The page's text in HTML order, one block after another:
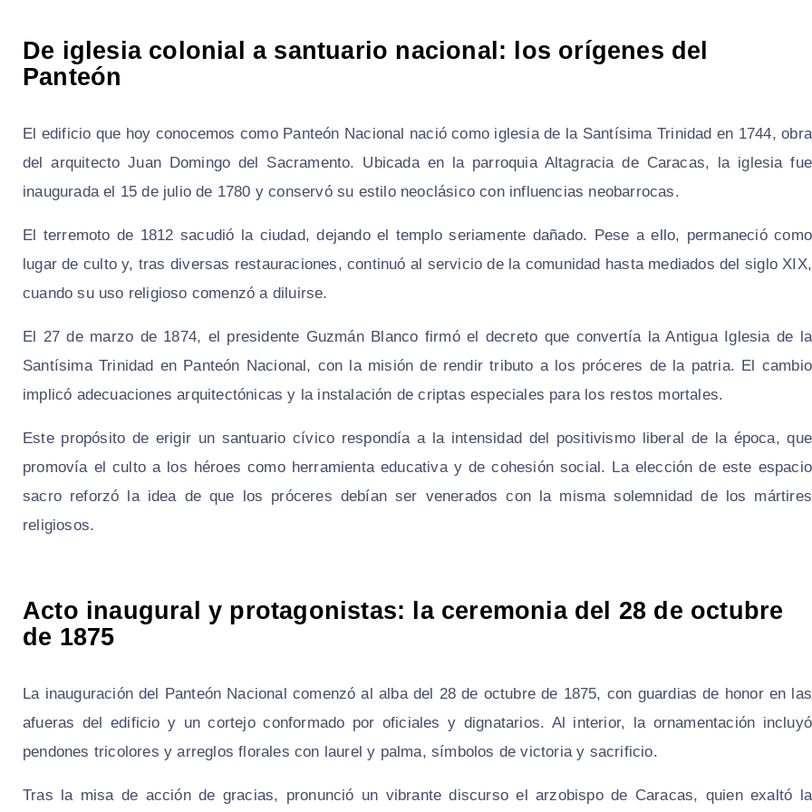
De iglesia colonial a santuario nacional: los orígenes del
Panteón
El edificio que hoy conocemos como Panteón Nacional nació como iglesia de la Santísima Trinidad en 1744, obra
del arquitecto Juan Domingo del Sacramento. Ubicada en la parroquia Altagracia de Caracas, la iglesia fue
inaugurada el 15 de julio de 1780 y conservó su estilo neoclásico con influencias neobarrocas.
El terremoto de 1812 sacudió la ciudad, dejando el templo seriamente dañado. Pese a ello, permaneció como
lugar de culto y, tras diversas restauraciones, continuó al servicio de la comunidad hasta mediados del siglo XIX,
cuando su uso religioso comenzó a diluirse.
El 27 de marzo de 1874, el presidente Guzmán Blanco firmó el decreto que convertía la Antigua Iglesia de la
Santísima Trinidad en Panteón Nacional, con la misión de rendir tributo a los próceres de la patria. El cambio
implicó adecuaciones arquitectónicas y la instalación de criptas especiales para los restos mortales.
Este propósito de erigir un santuario cívico respondía a la intensidad del positivismo liberal de la época, que
promovía el culto a los héroes como herramienta educativa y de cohesión social. La elección de este espacio
sacro reforzó la idea de que los próceres debían ser venerados con la misma solemnidad de los mártires
religiosos.
Acto inaugural y protagonistas: la ceremonia del 28 de octubre
de 1875
La inauguración del Panteón Nacional comenzó al alba del 28 de octubre de 1875, con guardias de honor en las
afueras del edificio y un cortejo conformado por oficiales y dignatarios. Al interior, la ornamentación incluyó
pendones tricolores y arreglos florales con laurel y palma, símbolos de victoria y sacrificio.
Tras la misa de acción de gracias, pronunció un vibrante discurso el arzobispo de Caracas, quien exaltó la